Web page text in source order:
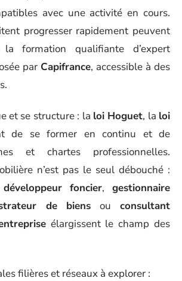
avec une activité en cours.
progresser rapidement peuvent
la formation qualifiante d’expert
par Capifrance, accessible à des
et se structure : la loi Hoguet, la loi
de se former en continu et de
et chartes professionnelles.
n’est pas le seul débouché :
développeur foncier,gestionnaire
de biens ouconsultant
élargissent le champ des
filières et réseaux à explorer :